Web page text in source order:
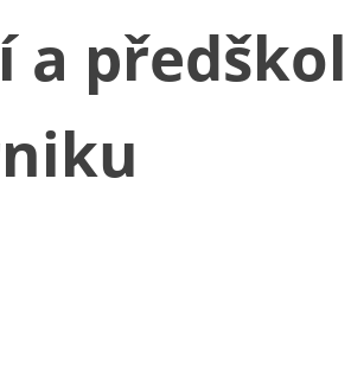
a